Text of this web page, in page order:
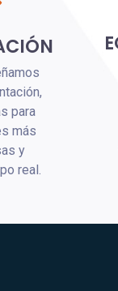
para
más
y
real.